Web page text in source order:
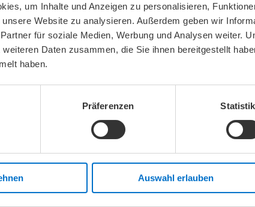
um Inhalte und Anzeigen zu personalisieren,
unsere Website zu analysieren. Außerdem geben wir
für soziale Medien, Werbung und Analysen weiter.
Daten zusammen, die Sie ihnen bereitgestellt
haben.
Präferenzen
Auswahl erlauben
erster Stelle. Besuchen Sie
Park gegenüber vom
Elsenstraße 5 - 8- direkt
nach
Werkstatt.